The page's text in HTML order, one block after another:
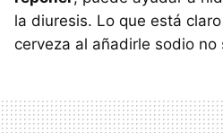
la diuresis. Lo que está
cerveza al añadirle sodio no